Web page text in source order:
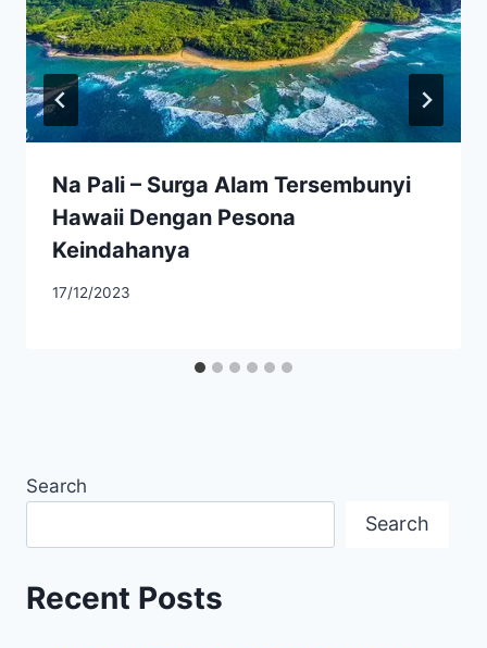
Na Pali – Surga Alam Tersembunyi
Hawaii Dengan Pesona
Keindahanya
17/12/2023
Search
Search
Recent Posts